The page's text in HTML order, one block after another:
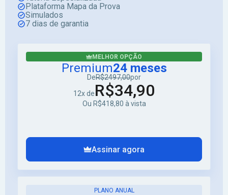
Plataforma Mapa da Prova
Simulados
7 dias de garantia
MELHOR OPÇÃO
Premium24 meses
DeR$2497,00por
12x deR$34,90
Ou R$418,80 à vista
Assinar agora
PLANO ANUAL